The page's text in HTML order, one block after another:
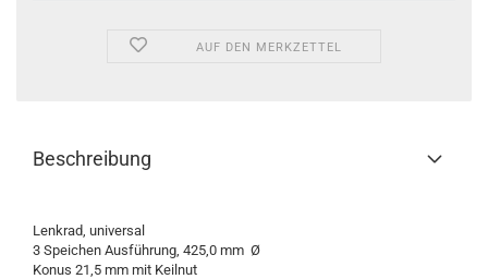
AUF DEN MERKZETTEL
Beschreibung
Lenkrad, universal
3 Speichen Ausführung, 425,0 mm Ø
Konus 21,5 mm mit Keilnut